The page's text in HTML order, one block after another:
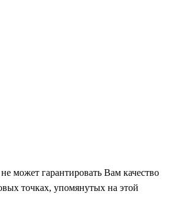
не может гарантировать Вам качество
точках, упомянутых на этой